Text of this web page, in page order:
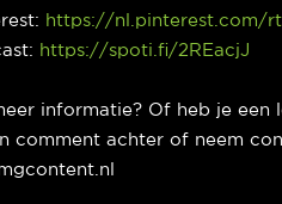
https://nl.pinterest.com/
https://spoti.fi/2REacjJ
informatie? Of heb je een
comment achter of neem